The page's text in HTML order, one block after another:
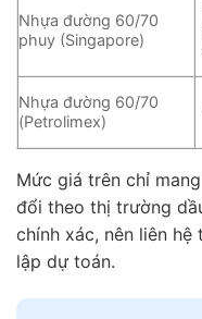
Nhựa đường 60/70
phuy (Singapore)
Nhựa đường 60/70
(Petrolimex)
Mức giá trên chỉ
đổi theo thị trường
chính xác, nên liên
lập dự toán.